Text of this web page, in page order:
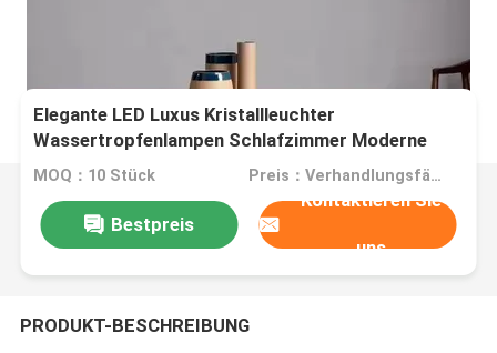
Elegante LED Luxus Kristallleuchter
Wassertropfenlampen Schlafzimmer Moderne
einfache Bar Dekorationsleuchter Beleuchtung
MOQ：10 Stück Preis：Verhandlungsfähig
Bestpreis
Kontaktieren Sie
uns
PRODUKT-BESCHREIBUNG